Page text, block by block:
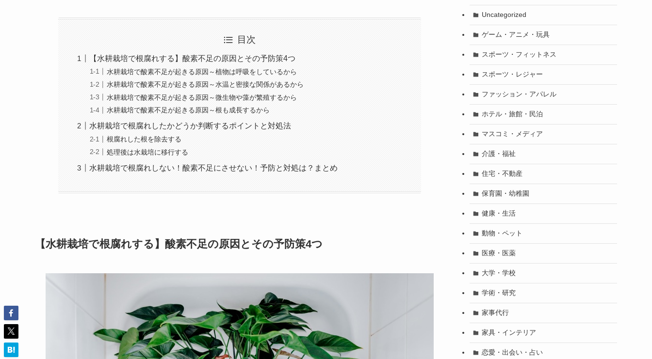
目次
【水耕栽培で根腐れする】酸素不足の原因とその予防策4つ
水耕栽培で酸素不足が起きる原因～植物は呼吸をしているから
水耕栽培で酸素不足が起きる原因～水温と密接な関係があるから
水耕栽培で酸素不足が起きる原因～微生物や藻が繁殖するから
水耕栽培で酸素不足が起きる原因～根も成長するから
水耕栽培で根腐れしたかどうか判断するポイントと対処法
根腐れした根を除去する
処理後は水栽培に移行する
水耕栽培で根腐れしない！酸素不足にさせない！予防と対処は？まとめ
【水耕栽培で根腐れする】酸素不足の原因とその予防策4つ
Uncategorized
ゲーム・アニメ・玩具
スポーツ・フィットネス
スポーツ・レジャー
ファッション・アパレル
ホテル・旅館・民泊
マスコミ・メディア
介護・福祉
住宅・不動産
保育園・幼稚園
健康・生活
動物・ペット
医療・医薬
大学・学校
学術・研究
家事代行
家具・インテリア
恋愛・出会い・占い